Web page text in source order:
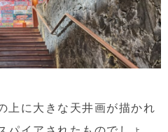
上に大きな天井画が描かれ